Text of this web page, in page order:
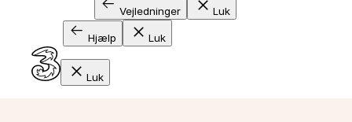
Vejledninger Luk
Hjælp Luk
Luk